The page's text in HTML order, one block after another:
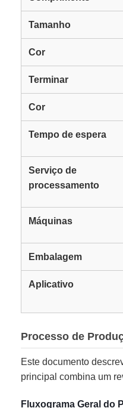
Tamanho
Cor
Terminar
Cor
Tempo de espera
Serviço de
processamento
Máquinas
Embalagem
Aplicativo
Processo de
Este documento
principal combina um
Fluxograma Geral do